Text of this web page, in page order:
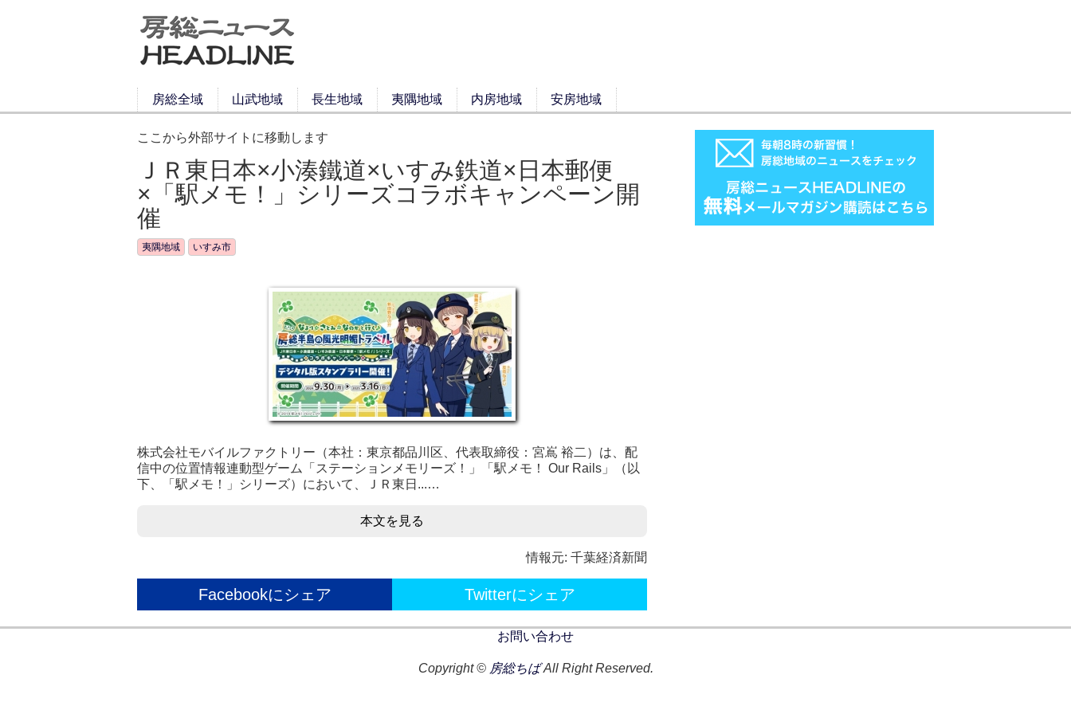
房総全域 山武地域 長生地域 夷隅地域 内房地域 安房地域
ここから外部サイトに移動します
ＪＲ東日本×小湊鐵道×いすみ鉄道×日本郵便
×「駅メモ！」シリーズコラボキャンペーン開
催
夷隅地域 いすみ市
株式会社モバイルファクトリー（本社：東京都品川区、代表取締役：宮嶌 裕二）は、配
信中の位置情報連動型ゲーム「ステーションメモリーズ！」「駅メモ！ Our Rails」（以
下、「駅メモ！」シリーズ）において、ＪＲ東日...…
本文を見る
情報元: 千葉経済新聞
Facebookにシェア Twitterにシェア
お問い合わせ
Copyright © 房総ちばAll Right Reserved.